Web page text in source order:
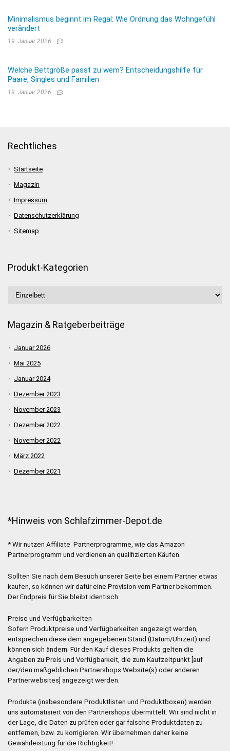
Minimalismus beginnt im Regal: Wie Ordnung das Wohngefühl
verändert
19. Januar 2026
Welche Bettgröße passt zu wem? Entscheidungshilfe für
Paare, Singles und Familien
19. Januar 2026
Rechtliches
Startseite
Magazin
Impressum
Datenschutzerklärung
Sitemap
Produkt-Kategorien
Magazin & Ratgeberbeiträge
Januar 2026
Mai 2025
Januar 2024
Dezember 2023
November 2023
Dezember 2022
November 2022
März 2022
Dezember 2021
*Hinweis von Schlafzimmer-Depot.de
* Wir nutzen Affiliate Partnerprogramme, wie das Amazon
Partnerprogramm und verdienen an qualifizierten Käufen.
Sollten Sie nach dem Besuch unserer Seite bei einem Partner etwas
kaufen, so können wir dafür eine Provision vom Partner bekommen.
Der Endpreis für Sie bleibt identisch.
Preise und Verfügbarkeiten
Sofern Produktpreise und Verfügbarkeiten angezeigt werden,
entsprechen diese dem angegebenen Stand (Datum/Uhrzeit) und
können sich ändern. Für den Kauf dieses Produkts gelten die
Angaben zu Preis und Verfügbarkeit, die zum Kaufzeitpunkt [auf
der/den maßgeblichen Partnershops Website(s) oder anderen
Partnerwebsites] angezeigt werden.
Produkte (insbesondere Produktlisten und Produktboxen) werden
uns automatisiert von den Partnershops übermittelt. Wir sind nicht in
der Lage, die Daten zu prüfen oder gar falsche Produktdaten zu
entfernen, bzw. zu korrigieren. Wir übernehmen daher keine
Gewährleistung für die Richtigkeit!